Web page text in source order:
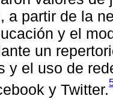
a partir de la
y el
un
y el uso de
y Twitter.